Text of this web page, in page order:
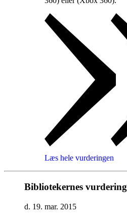
Læs hele vurderingen
Bibliotekernes vurdering
d. 19. mar. 2015